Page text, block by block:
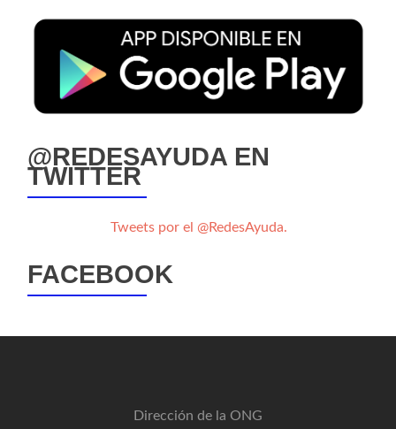
@REDESAYUDA EN
TWITTER
Tweets por el @RedesAyuda.
FACEBOOK
Dirección de la ONG